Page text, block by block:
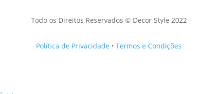
Todo os Direitos Reservados © Decor Style 2022
Política de Privacidade •Termos e Condições